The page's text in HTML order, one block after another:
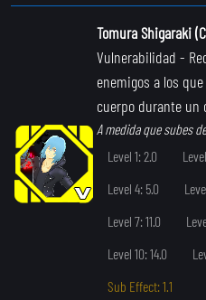
Tomura Shigaraki
Vulnerabilidad -
enemigos a los
cuerpo durante un
A medida que subes
Level 1: 2.0
Level 4: 5.0
Level 7: 11.0
Level 10: 14.0
Sub Effect: 1.1